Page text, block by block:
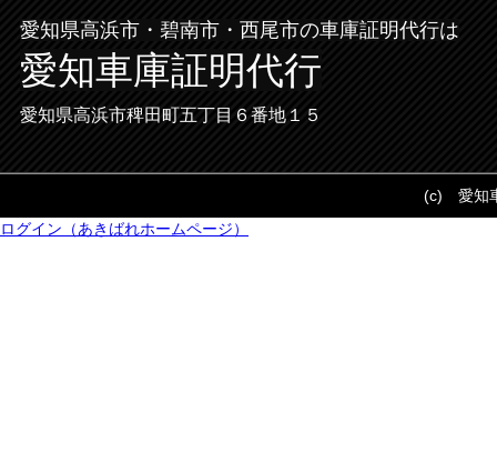
愛知県高浜市・碧南市・西尾市の車庫証明代行は
愛知車庫証明代行
愛知県高浜市稗田町五丁目６番地１５
(c) 愛知
ログイン（あきばれホームページ）